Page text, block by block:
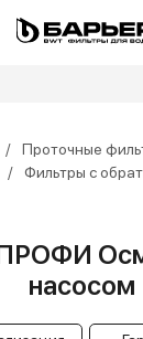
Проточные
Фильтры с
насосом